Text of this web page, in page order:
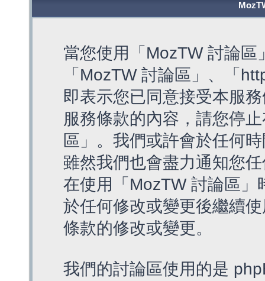
當您使用「MozTW 討論
「MozTW 討論區」、「
即表示您已同意接受本服
服務條款的內容，請您停
區」。我們或許會於任何
雖然我們也會盡力通知您
在使用「MozTW 討論區
於任何修改或變更後繼續
條款的修改或變更。
我們的討論區使用的是